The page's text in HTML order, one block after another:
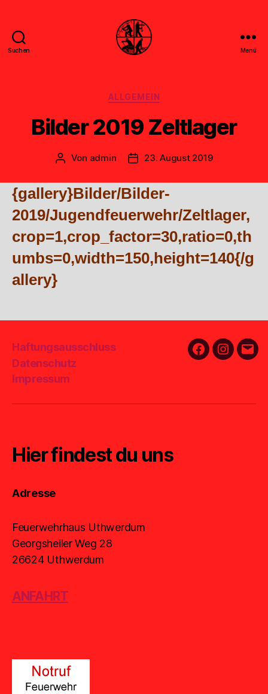
Suchen Menü
Kategorien
ALLGEMEIN
Bilder 2019 Zeltlager
Beitragsautor
Von admin Veröffentlichungsdatum
23. August 2019
{gallery}Bilder/Bilder-
2019/Jugendfeuerwehr/Zeltlager,
crop=1,crop_factor=30,ratio=0,th
umbs=0,width=150,height=140{/g
allery}
Haftungsausschluss
Datenschutz
Impressum
FacebookE-
Hier findest du uns
Adresse
Feuerwehrhaus Uthwerdum
Georgsheiler Weg 28
26624 Uthwerdum
ANFAHRT